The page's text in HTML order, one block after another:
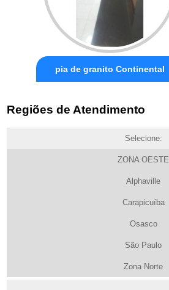
pia de granito Continental
Regiões de Atendimento
Selecione:
ZONA OESTE
Alphaville
Carapicuíba
Osasco
São Paulo
Zona Norte